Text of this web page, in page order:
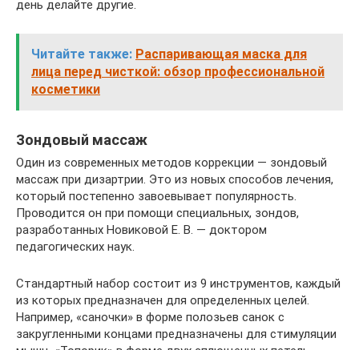
день делайте другие.
Читайте также: Распаривающая маска для
лица перед чисткой: обзор профессиональной
косметики
Зондовый массаж
Один из современных методов коррекции — зондовый
массаж при дизартрии. Это из новых способов лечения,
который постепенно завоевывает популярность.
Проводится он при помощи специальных, зондов,
разработанных Новиковой Е. В. — доктором
педагогических наук.
Стандартный набор состоит из 9 инструментов, каждый
из которых предназначен для определенных целей.
Например, «саночки» в форме полозьев санок с
закругленными концами предназначены для стимуляции